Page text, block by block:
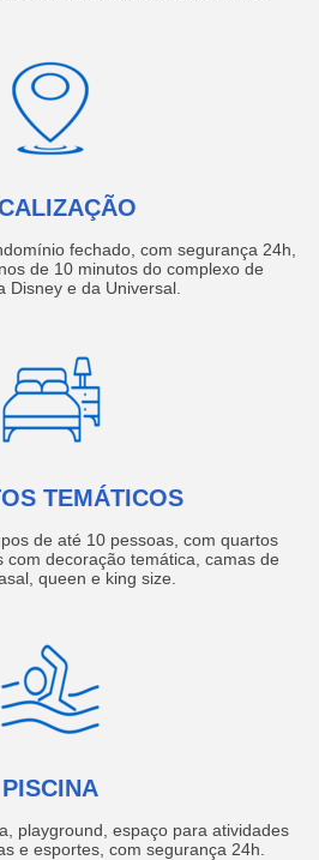
fechado, com segurança 24h,
de 10 minutos do complexo de
Disney e da Universal.
TEMÁTICOS
de até 10 pessoas, com quartos
com decoração temática, camas de
queen e king size.
PISCINA
playground, espaço para atividades
e esportes, com segurança 24h.